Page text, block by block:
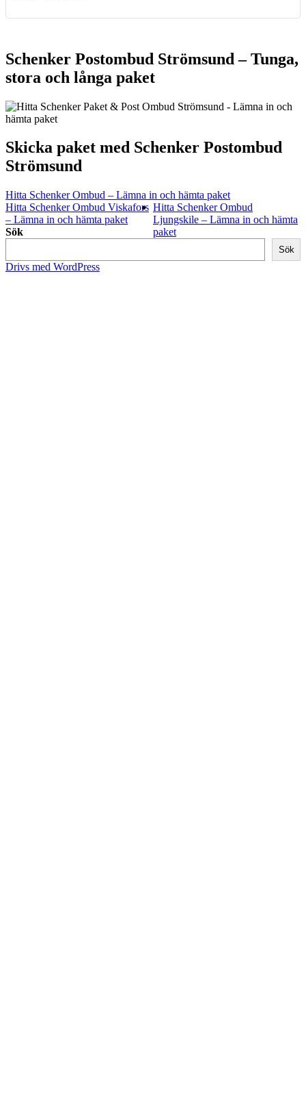
Schenker Postombud Strömsund – Tunga,
stora och långa paket
Skicka paket med Schenker Postombud
Strömsund
Hitta Schenker Ombud – Lämna in och hämta paket
Hitta Schenker Ombud Viskafors
– Lämna in och hämta paket
Hitta Schenker Ombud
Ljungskile – Lämna in och hämta
paket
Sök
Sök
Drivs med WordPress